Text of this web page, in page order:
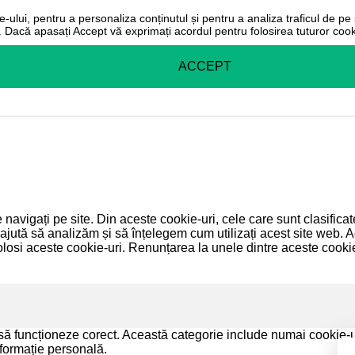
ului, pentru a personaliza conținutul și pentru a analiza traficul de
Dacă apasați Accept vă exprimați acordul pentru folosirea tuturor
ACCEPT
pe site. Din aceste cookie-uri, cele care sunt
să analizăm și să înțelegem cum utilizați acest site web.
aceste cookie-uri. Renunțarea la unele dintre aceste
funcționeze corect. Această categorie include numai
personală.